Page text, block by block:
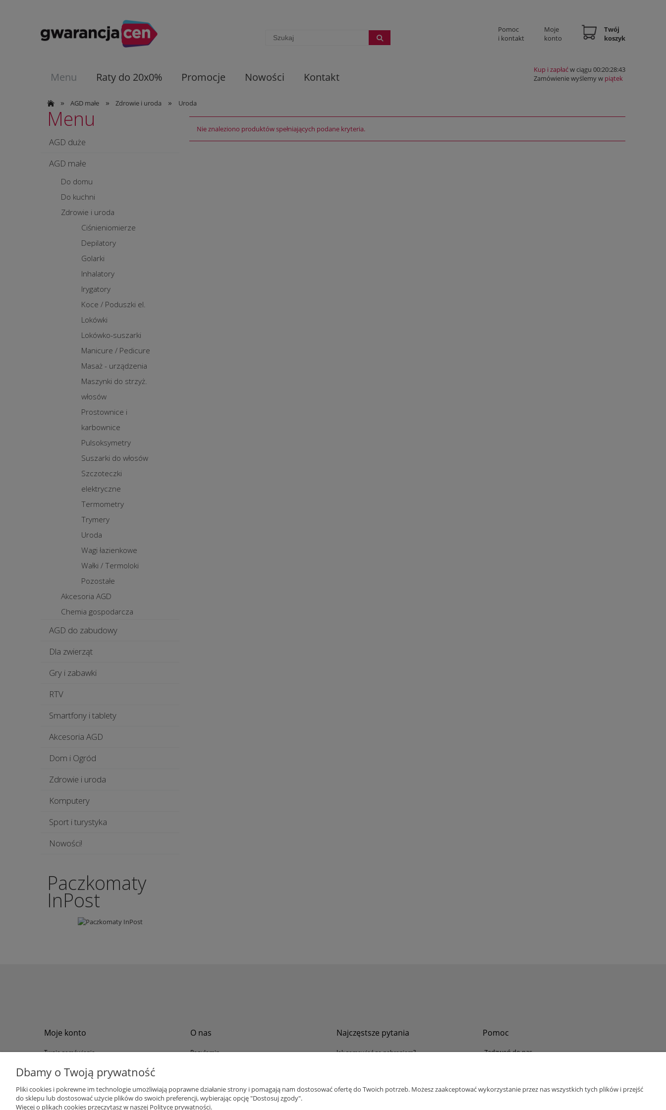
Pomoc
i kontakt
Moje
konto
Twój
koszyk
Menu Raty do 20x0% Promocje Nowości Kontakt
Kup i zapłaćw ciągu 00:20:28:42
Zamówienie wyślemy w piątek
» AGD małe » Zdrowie i uroda » Uroda
Menu
AGD duże
AGD małe
Do domu
Do kuchni
Zdrowie i uroda
Ciśnieniomierze
Depilatory
Golarki
Inhalatory
Irygatory
Koce / Poduszki el.
Lokówki
Lokówko-suszarki
Manicure / Pedicure
Masaż - urządzenia
Maszynki do strzyż.
włosów
Prostownice i
karbownice
Pulsoksymetry
Suszarki do włosów
Szczoteczki
elektryczne
Termometry
Trymery
Uroda
Wagi łazienkowe
Wałki / Termoloki
Pozostałe
Akcesoria AGD
Chemia gospodarcza
AGD do zabudowy
Dla zwierząt
Gry i zabawki
RTV
Smartfony i tablety
Akcesoria AGD
Dom i Ogród
Zdrowie i uroda
Komputery
Sport i turystyka
Nowości!
Paczkomaty
InPost
Nie znaleziono produktów spełniających podane kryteria.
Moje konto
Twoje zamówienia
Ustawienia konta
O nas
Regulamin
Polityka prywatności
Program lojalnościowy dla firm
Najczęstsze pytania
Jak zamawiać za pobraniem?
Pomoc
Zadzwoń do nas
bok@abinvest.info
Dbamy o Twoją prywatność
Pliki cookies i pokrewne im technologie umożliwiają poprawne działanie strony i pomagają nam dostosować ofertę do Twoich potrzeb. Możesz zaakceptować wykorzystanie przez nas wszystkich tych plików i przejść
do sklepu lub dostosować użycie plików do swoich preferencji, wybierając opcję "Dostosuj zgody".
Więcej o plikach cookies przeczytasz w naszej Polityce prywatności.